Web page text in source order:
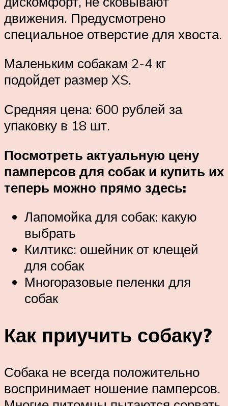
движения. Предусмотрено
специальное отверстие для хвоста.
Маленьким собакам 2-4 кг
подойдет размер XS.
Средняя цена: 600 рублей за
упаковку в 18 шт.
Посмотреть актуальную цену
памперсов для собак и купить их
теперь можно прямо здесь:
Лапомойка для собак: какую
выбрать
Килтикс: ошейник от клещей
для собак
Многоразовые пеленки для
собак
Как приучить собаку?
Собака не всегда положительно
воспринимает ношение памперсов.